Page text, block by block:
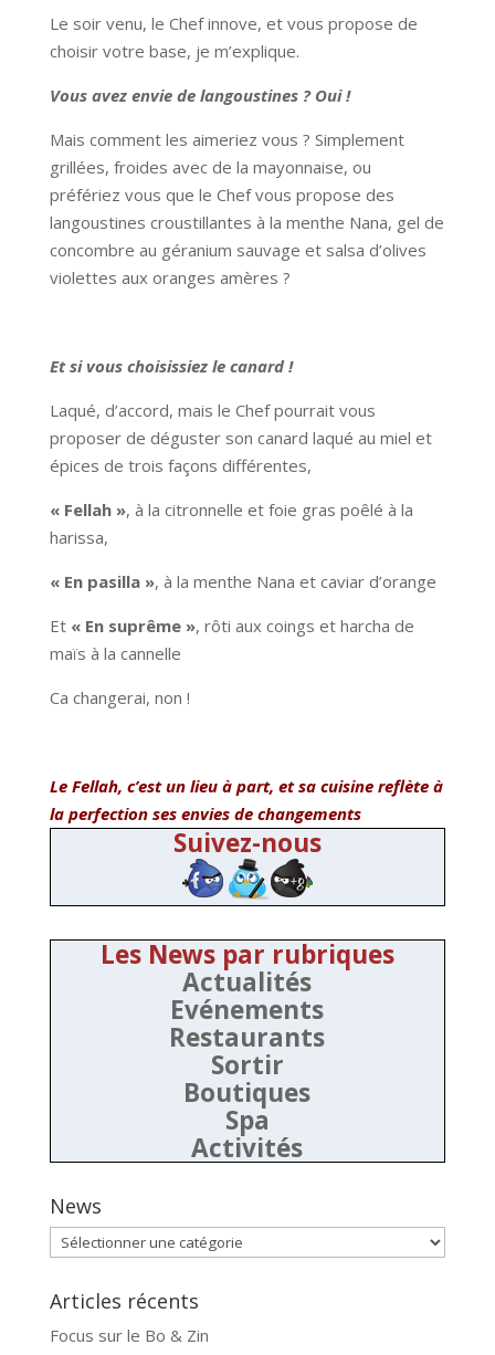
Le soir venu, le Chef innove, et vous propose de
choisir votre base, je m’explique.
Vous avez envie de langoustines ? Oui !
Mais comment les aimeriez vous ? Simplement
grillées, froides avec de la mayonnaise, ou
préfériez vous que le Chef vous propose des
langoustines croustillantes à la menthe Nana, gel de
concombre au géranium sauvage et salsa d’olives
violettes aux oranges amères ?
Et si vous choisissiez le canard !
Laqué, d’accord, mais le Chef pourrait vous
proposer de déguster son canard laqué au miel et
épices de trois façons différentes,
« Fellah », à la citronnelle et foie gras poêlé à la
harissa,
« En pasilla », à la menthe Nana et caviar d’orange
Et « En suprême », rôti aux coings et harcha de
maïs à la cannelle
Ca changerai, non !
Le Fellah, c’est un lieu à part, et sa cuisine reflète à
la perfection ses envies de changements
Suivez-nous
Les News par rubriques
Actualités
Evénements
Restaurants
Sortir
Boutiques
Spa
Activités
News
News
Articles récents
Focus sur le Bo & Zin